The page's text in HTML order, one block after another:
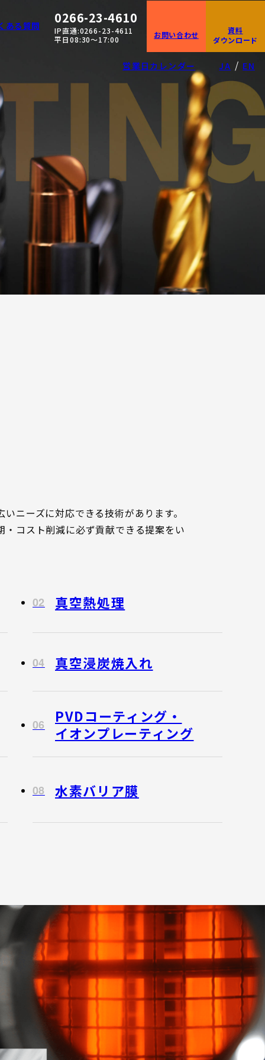
ある質問 0266-23-4610
IP直通:0266-23-4611
平日08:30〜17:00
お問い合わせ
資料
ダウンロード
営業日カレンダー JA / EN
ニーズに対応できる技術があります。
コスト削減に必ず貢献できる提案をい
02 真空熱処理
04 真空浸炭焼入れ
06
PVDコーティング・
イオンプレーティング
08 水素バリア膜